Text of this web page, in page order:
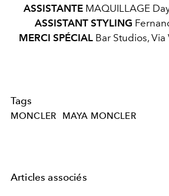
ASSISTANTEMAQUILLAGE
ASSISTANT STYLING
MERCI SPÉCIALBar Studios, Via
Tags
MONCLER MAYA MONCLER
Articles associés